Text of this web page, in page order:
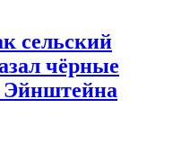
сельский
чёрные
Эйнштейна